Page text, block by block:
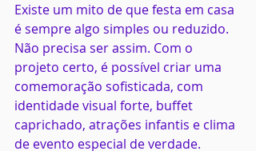
Existe um mito de que festa em casa
é sempre algo simples ou reduzido.
Não precisa ser assim. Com o
projeto certo, é possível criar uma
comemoração sofisticada, com
identidade visual forte, buffet
caprichado, atrações infantis e clima
de evento especial de verdade.